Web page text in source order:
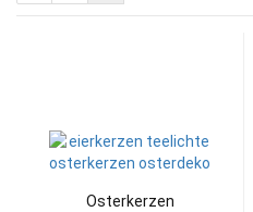
Osterkerzen